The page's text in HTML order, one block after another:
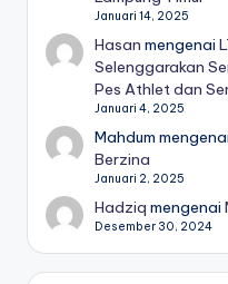
Januari 14, 2025
Hasan mengenai
Selenggarakan
Pes Athlet dan
Januari 4, 2025
Mahdum
Berzina
Januari 2, 2025
Hadziq mengenai
Desember 30, 2024